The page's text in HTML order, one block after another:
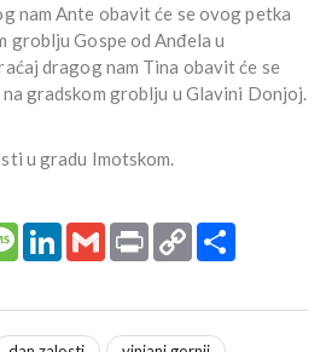
nam Ante obavit će se ovog petka
groblju Gospe od Anđela u
dragog nam Tina obavit će se
gradskom groblju u Glavini Donjoj.
u gradu Imotskom.
MessageLinkedInGmail Print Copy
Link